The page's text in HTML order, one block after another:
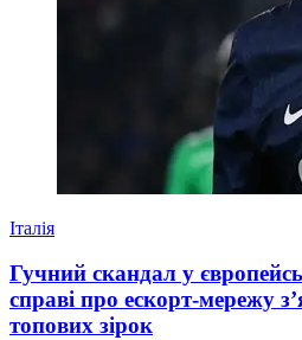
Італія
Гучний скандал у
справі про ескорт-мережу
топових зірок